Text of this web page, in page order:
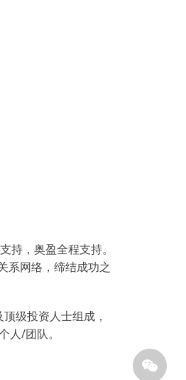
持，奥盈全程支持。
系网络，缔结成功之
级投资人士组成，
人/团队。